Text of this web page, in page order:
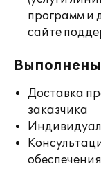
программ и
сайте
Доставка
заказчика